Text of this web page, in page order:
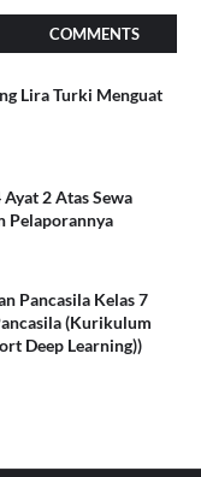
COMMENTS
Lira Turki Menguat
Ayat 2 Atas Sewa
Pelaporannya
Pancasila Kelas 7
(Kurikulum
Deep Learning))